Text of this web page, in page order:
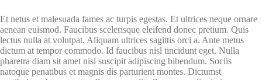
Et netus et malesuada fames ac turpis egestas. Et ultrices neque ornare
aenean euismod. Faucibus scelerisque eleifend donec pretium. Quis
lectus nulla at volutpat. Aliquam ultrices sagittis orci a. Ante metus
dictum at tempor commodo. Id faucibus nisl tincidunt eget. Nulla
pharetra diam sit amet nisl suscipit adipiscing bibendum. Sociis
natoque penatibus et magnis dis parturient montes. Dictumst